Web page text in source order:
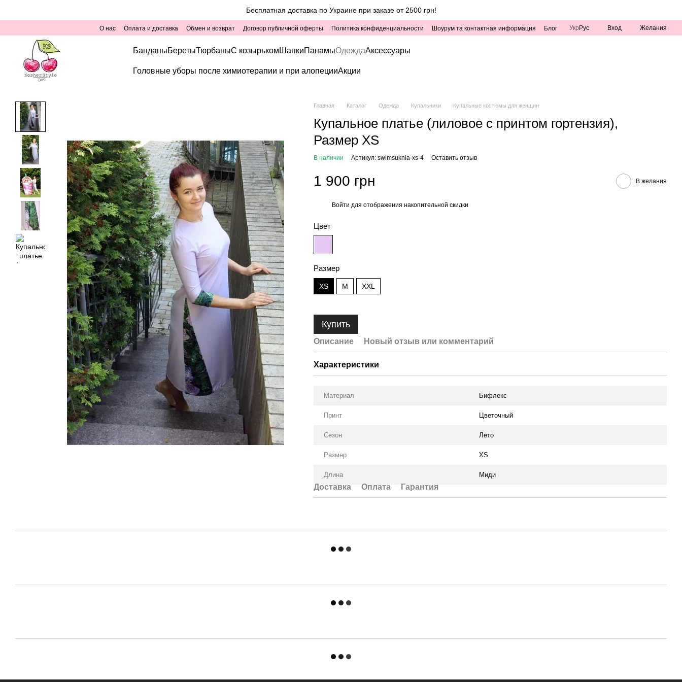
Бесплатная доставка по Украине при заказе от 2500 грн!
О нас Оплата и доставка Обмен и возврат Договор публичной оферты Политика конфиденциальности Шоурум та контактная информация Блог Укр Рус Вход Желания
БанданыБеретыТюрбаныС козырьком ШапкиПанамыОдеждаАксессуары
Головные уборы после химиотерапии и при алопецииАкции
Главная Каталог Одежда Купальники Купальные костюмы для женщин
Купальное платье (лиловое с принтом гортензия),
Размер XS
В наличии Артикул: swimsuknia-xs-4 Оставить отзыв
1 900 грн В желания
Войти для отображения накопительной скидки
Цвет
Размер
XS M XXL
Купить
Описание Новый отзыв или комментарий
Характеристики
Материал Бифлекс
Принт Цветочный
Сезон Лето
Размер XS
Длина Миди
Доставка Оплата Гарантия